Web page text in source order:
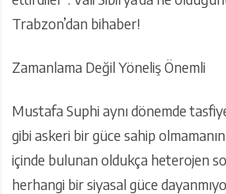
Trabzon’dan bihaber!
Zamanlama Değil Yöneliş Önemli
Mustafa Suphi aynı dönemde
gibi askeri bir güce sahip olmamanın
içinde bulunan oldukça heterojen
herhangi bir siyasal güce